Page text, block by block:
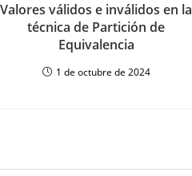
Valores válidos e inválidos en la
técnica de Partición de
Equivalencia
1 de octubre de 2024